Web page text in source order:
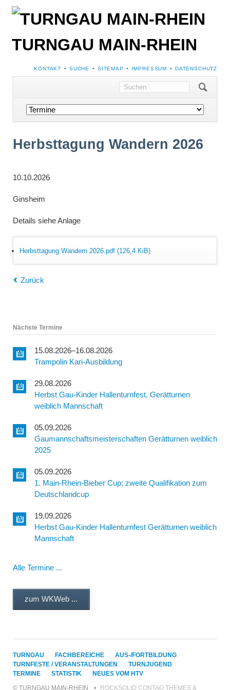
TURNGAU MAIN-RHEIN
NAVIGATION
ÜBERSPRINGEN
KONTAKT SUCHE SITEMAP IMPRESSUM DATENSCHUTZ
Navigation
überspringen
Herbsttagung Wandern 2026
10.10.2026
Ginsheim
Details siehe Anlage
Herbsttagung Wandern 2026.pdf (126,4 KiB)
Zurück
Nächste Termine
15.08.2026–16.08.2026
Trampolin Kari-Ausbildung
29.08.2026
Herbst Gau-Kinder Hallenturnfest, Gerätturnen
weiblich Mannschaft
05.09.2026
Gaumannschaftsmeisterschaften Gerätturnen weiblich
2025
05.09.2026
1. Main-Rhein-Bieber Cup; zweite Qualifikation zum
Deutschlandcup
19.09.2026
Herbst Gau-Kinder Hallenturnfest Gerätturnen weiblich
Mannschaft
Alle Termine ...
zum WKWeb ...
NAVIGATION
ÜBERSPRINGEN
TURNGAU FACHBEREICHE
AUS-/FORTBILDUNG
TURNFESTE / VERANSTALTUNGEN
TURNJUGEND
TERMINE
STATISTIK
NEUES VOM HTV
© TURNGAU MAIN-RHEIN
ROCKSOLID CONTAO THEMES &